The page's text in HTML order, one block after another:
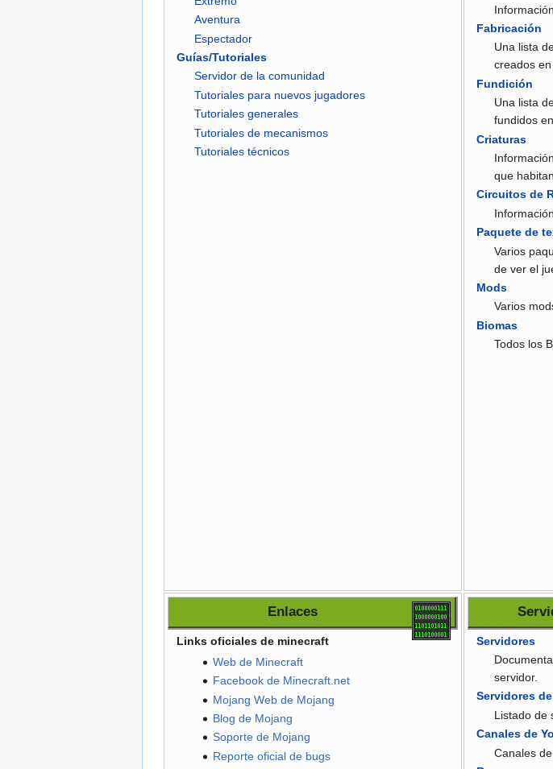
Aventura
Espectador
Guías/Tutoriales
Servidor de la comunidad
Tutoriales para nuevos jugadores
Tutoriales generales
Tutoriales de mecanismos
Tutoriales técnicos
Fabricación
Una lista
creados
Fundición
Una lista
fundidos
Criaturas
que
Circuitos de
Paquete de
Varios
de ver el
Mods
Varios
Biomas
Todos los
Enlaces
Links oficiales de minecraft
Web de Minecraft
Facebook de Minecraft.net
Mojang Web de Mojang
Blog de Mojang
Soporte de Mojang
Reporte oficial de bugs
Servidores
servidor.
Servidores
Listado de
Canales de
Canales